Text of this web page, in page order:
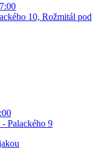
10, Rožmitál pod
Palackého 9